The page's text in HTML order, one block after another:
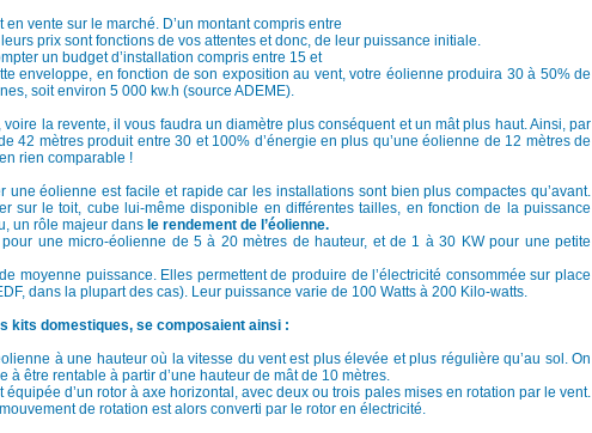
en vente sur le marché. D’un montant compris entre
prix sont fonctions de vos attentes et donc, de leur puissance initiale.
un budget d’installation compris entre 15 et
enveloppe, en fonction de son exposition au vent, votre éolienne produira 30 à 50% de
soit environ 5 000 kw.h (source ADEME).
, voire la revente, il vous faudra un diamètre plus conséquent et un mât plus haut. Ainsi, par
42 mètres produit entre 30 et 100% d’énergie en plus qu’une éolienne de 12 mètres de
rien comparable !
une éolienne est facile et rapide car les installations sont bien plus compactes qu’avant.
sur le toit, cube lui-même disponible en différentes tailles, en fonction de la puissance
un rôle majeur dans le rendement de l’éolienne.
une micro-éolienne de 5 à 20 mètres de hauteur, et de 1 à 30 KW pour une petite
moyenne puissance. Elles permettent de produire de l’électricité consommée sur place
dans la plupart des cas). Leur puissance varie de 100 Watts à 200 Kilo-watts.
kits domestiques, se composaient ainsi :
à une hauteur où la vitesse du vent est plus élevée et plus régulière qu’au sol. On
à être rentable à partir d’une hauteur de mât de 10 mètres.
d’un rotor à axe horizontal, avec deux ou trois pales mises en rotation par le vent.
de rotation est alors converti par le rotor en électricité.